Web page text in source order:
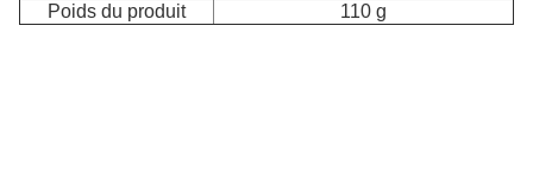
Poids du produit
110 g